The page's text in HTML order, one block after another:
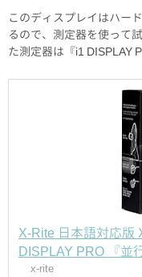
このディスプレイはハー
るので、測定器を使って
た測定器は『i1 DISPLAY
X-Rite 日本語対応版
DISPLAY PRO 『並
x-rite